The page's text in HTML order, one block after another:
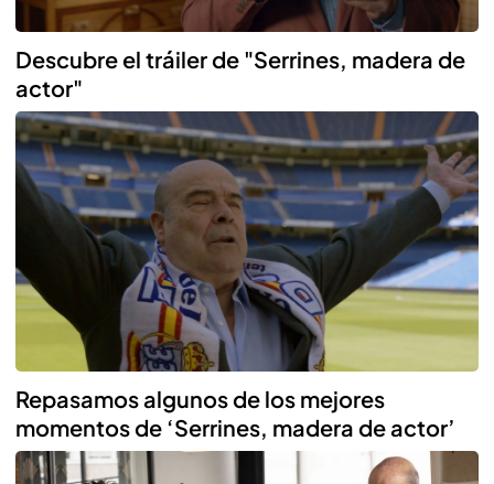
Descubre el tráiler de "Serrines, madera de
actor"
Repasamos algunos de los mejores
momentos de ‘Serrines, madera de actor’